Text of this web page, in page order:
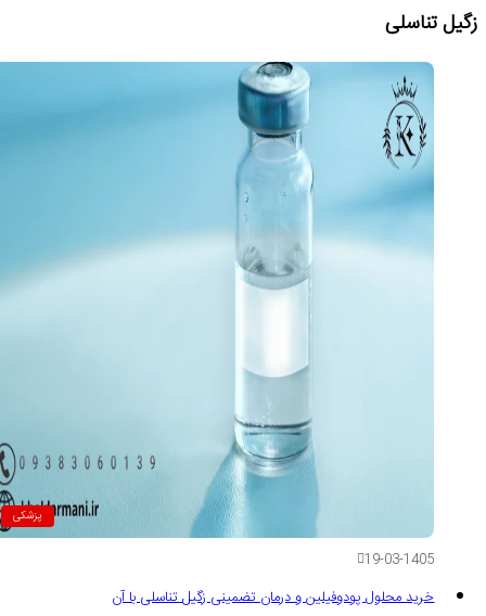
تناسلی
پزشکی
19-03-1405
خرید محلول پودوفیلین و درمان تضمینی زگیل تناسلی با آن